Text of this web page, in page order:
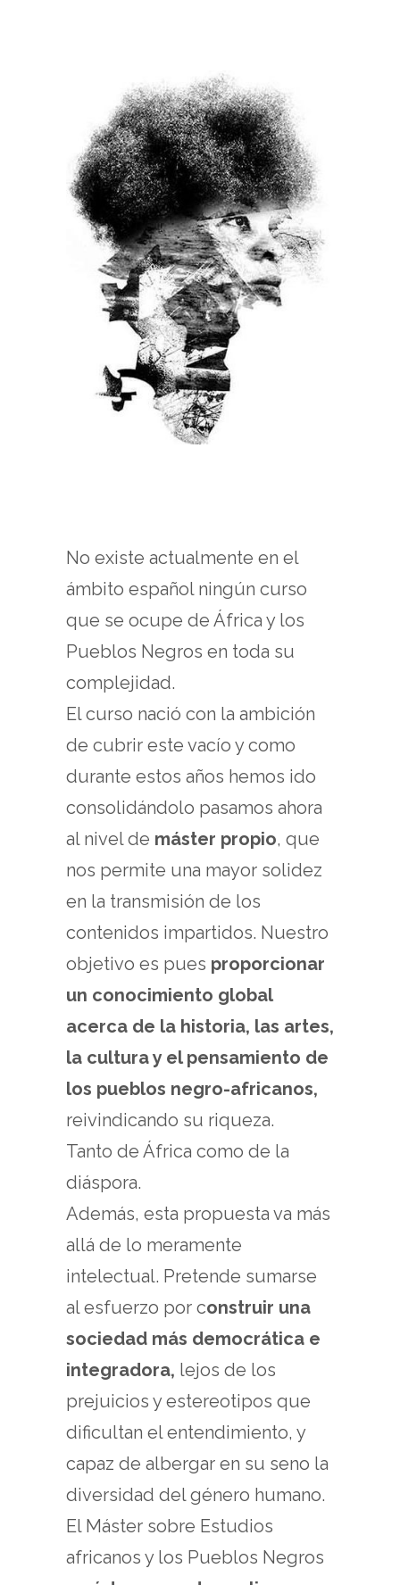
No existe actualmente en el
ámbito español ningún curso
que se ocupe de África y los
Pueblos Negros en toda su
complejidad.
El curso nació con la ambición
de cubrir este vacío y como
durante estos años hemos ido
consolidándolo pasamos ahora
al nivel de máster propio, que
nos permite una mayor solidez
en la transmisión de los
contenidos impartidos. Nuestro
objetivo es pues proporcionar
un conocimiento global
acerca de la historia, las artes,
la cultura y el pensamiento de
los pueblos negro-africanos,
reivindicando su riqueza.
Tanto de África como de la
diáspora.
Además, esta propuesta va más
allá de lo meramente
intelectual. Pretende sumarse
al esfuerzo por construir una
sociedad más democrática e
integradora, lejos de los
prejuicios y estereotipos que
dificultan el entendimiento, y
capaz de albergar en su seno la
diversidad del género humano.
El Máster sobre Estudios
africanos y los Pueblos Negros